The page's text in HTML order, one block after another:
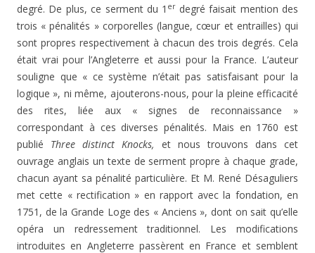
degré. De plus, ce serment du 1 erdegré faisait mention des
trois « pénalités » corporelles (lan­gue, cœur et entrailles) qui
sont propres respectivement à chacun des trois degrés. Cela
était vrai pour l’Angleterre et aussi pour la France. L’auteur
souligne que « ce système n’était pas satisfaisant pour la
logique », ni même, ajou­terons-nous, pour la pleine efficacité
des rites, liée aux « signes de reconnaissance »
correspondant à ces diverses pénalités. Mais en 1760 est
publié Three distinct Knocks, et nous trouvons dans cet
ouvrage anglais un texte de serment propre à chaque grade,
chacun ayant sa pénalité particulière. Et M. René Désaguliers
met cette « rectifica­tion » en rapport avec la fondation, en
1751, de la Grande Loge des « Anciens », dont on sait qu’elle
opéra un re­dressement traditionnel. Les modifications
introduites en Angleterre passèrent en France et semblent